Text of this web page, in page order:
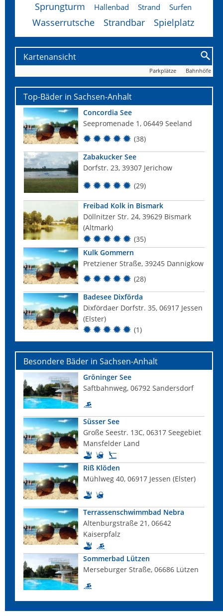
Sprungturm
Hallenbad Strand Surfen
Wasserrutsche Strandbar Spielplatz
Kartenansicht
Bahnhöfe
Parkplätze
Top-Bäder in Sachsen-Anhalt
Concordia See
Seepromenade 1, 06449 Seeland
(38)
Zabakucker See
Dorfstr. 23, 39307 Jerichow
(29)
Freibad Kolk in Bismark
Döllnitzer Str. 24, 39629 Bismark
(Altmark)
(35)
Kulk Gommern
Pretziener Straße, 39245 Dannigkow
(28)
Badesee Dixförda
Dixfördaer Dorfstr. 35, 06917 Jessen
(Elster)
(1)
Besondere Bäder in Sachsen-Anhalt
Gröninger See
Saftbahnweg, 06792 Sandersdorf
Süsser See
Große Seestr. 13C, 06317 Seegebiet
Mansfelder Land
Riß Klöden
Mühlweg 40, 06917 Jessen (Elster)
Terrassenschwimmbad Nebra
Altenburgstraße 21, 06642
Kaiserpfalz
Sommerbad Lützen
Merseburger Straße, 06686 Lützen